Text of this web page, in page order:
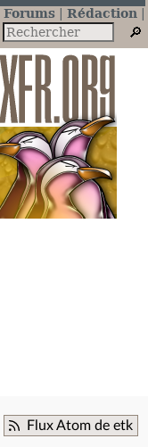
Forums
Rédaction
Flux Atom de etk